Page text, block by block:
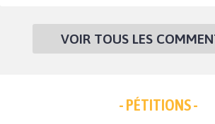
VOIR TOUS LES
- PÉTITIONS -